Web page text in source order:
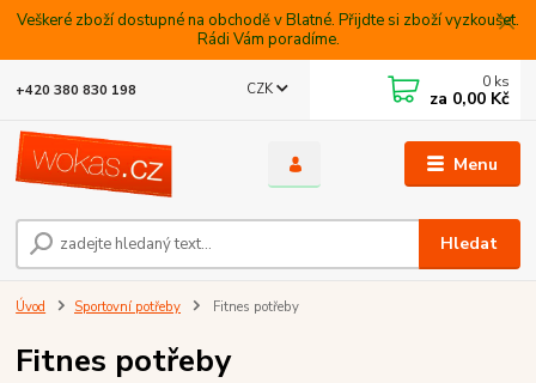
Veškeré zboží dostupné na obchodě v Blatné. Přijdte si zboží vyzkoušet.
Rádi Vám poradíme.
Menu
CZK
Hledat
+420 380 830 198 0 ks
za 0,00 Kč
Úvod Sportovní potřeby Fitnes potřeby
Fitnes potřeby